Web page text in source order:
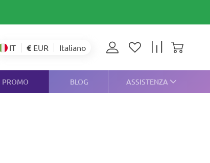
IT € EUR Italiano
PROMO BLOG ASSISTENZA